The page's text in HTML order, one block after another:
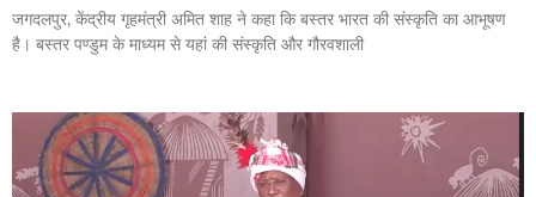
जगदलपुर, केंद्रीय गृहमंत्री अमित शाह ने कहा कि बस्तर भारत की संस्कृति का आभूषण
है। बस्तर पण्डुम के माध्यम से यहां की संस्कृति और गौरवशाली